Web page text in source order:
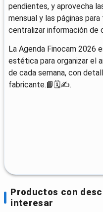
pendientes, y aprovecha
mensual y las páginas
centralizar información de
La Agenda Finocam 2026
estética para organizar el
de cada semana, con
fabricante.📘🗓️✍️.
Productos con
interesar